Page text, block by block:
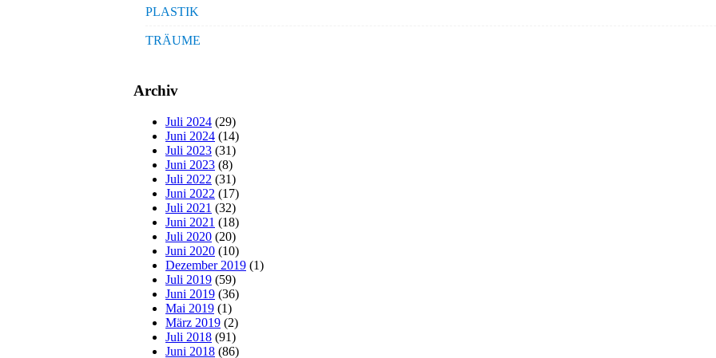
PLASTIK
TRÄUME
Archiv
Juli 2024 (29)
Juni 2024 (14)
Juli 2023 (31)
Juni 2023 (8)
Juli 2022 (31)
Juni 2022 (17)
Juli 2021 (32)
Juni 2021 (18)
Juli 2020 (20)
Juni 2020 (10)
Dezember 2019 (1)
Juli 2019 (59)
Juni 2019 (36)
Mai 2019 (1)
März 2019 (2)
Juli 2018 (91)
Juni 2018 (86)